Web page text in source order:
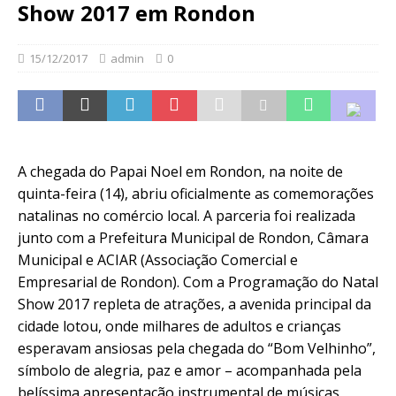
Show 2017 em Rondon
15/12/2017 admin 0
A chegada do Papai Noel em Rondon, na noite de
quinta-feira (14), abriu oficialmente as comemorações
natalinas no comércio local. A parceria foi realizada
junto com a Prefeitura Municipal de Rondon, Câmara
Municipal e ACIAR (Associação Comercial e
Empresarial de Rondon). Com a Programação do Natal
Show 2017 repleta de atrações, a avenida principal da
cidade lotou, onde milhares de adultos e crianças
esperavam ansiosas pela chegada do “Bom Velhinho”,
símbolo de alegria, paz e amor – acompanhada pela